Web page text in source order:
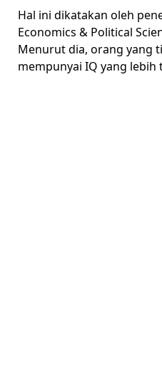
Hal ini dikatakan oleh
Economics & Political
Menurut dia, orang yang
mempunyai IQ yang lebih